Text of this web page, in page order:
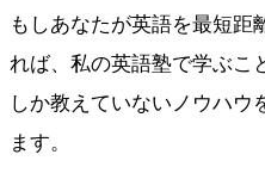
もしあなたが英語を最短距
れば、私の英語塾で学ぶこ
しか教えていないノウハウ
ます。